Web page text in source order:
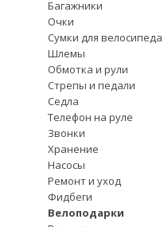
Багажники
Очки
Сумки для велосипеда
Шлемы
Обмотка и рули
Стрепы и педали
Седла
Телефон на руле
Звонки
Хранение
Насосы
Ремонт и уход
Фидбеги
Велоподарки